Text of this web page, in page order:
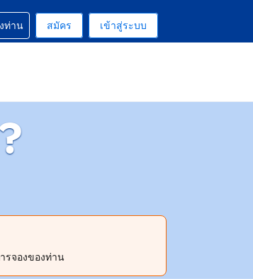
คือ ดอลลาร์สหรัฐอเมริกา
จจุบันคือ ไทย
ยวกับการจองของท่าน
ท่าน สมัคร เข้าสู่ระบบ
รจองของท่าน